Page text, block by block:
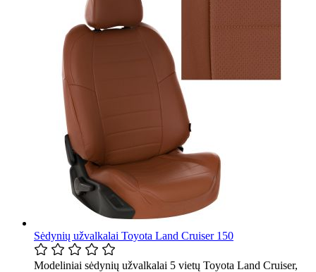
Sėdynių užvalkalai Toyota Land Cruiser 150
Modeliniai sėdynių užvalkalai 5 vietų Toyota Land Cruiser,